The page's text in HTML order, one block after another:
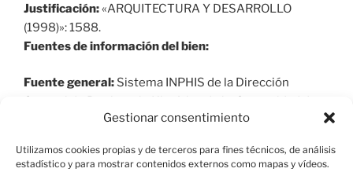
Gestionar consentimiento
Utilizamos cookies propias y de terceros para fines técnicos, de análisis
estadístico y para mostrar contenidos externos como mapas y vídeos.
Justificación:«ARQUITECTURA Y DESARROLLO
(1998)»: 1588.
Fuentes de información del bien:
Fuente general: Sistema INPHIS de la Dirección
General de Patrimonio Histórico de la Comunidad de
Madrid y elaboración propia.